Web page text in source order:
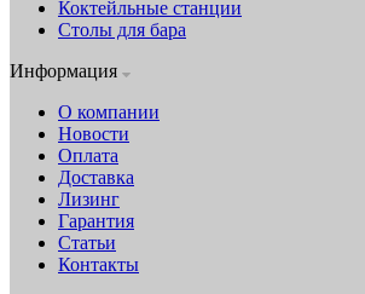
Коктейльные станции
Столы для бара
Информация
О компании
Новости
Оплата
Доставка
Лизинг
Гарантия
Статьи
Контакты